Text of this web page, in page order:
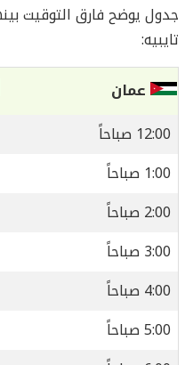
جدول يوضح فارق التوقيت
تايبيه:
عمان
12:00 صباحاً
1:00 صباحاً
2:00 صباحاً
3:00 صباحاً
4:00 صباحاً
5:00 صباحاً